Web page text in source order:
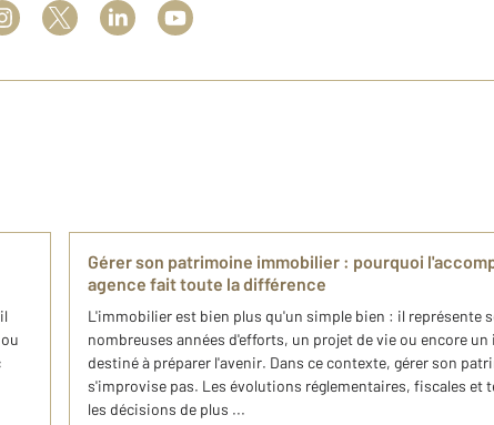
Gérer son patrimoine immobilier : pourquoi
agence fait toute la différence
L'immobilier est bien plus qu'un simple bien : il représente
nombreuses années d'efforts, un projet de vie ou encore
destiné à préparer l'avenir. Dans ce contexte, gérer son
s'improvise pas. Les évolutions réglementaires, fiscales et
les décisions de plus ...